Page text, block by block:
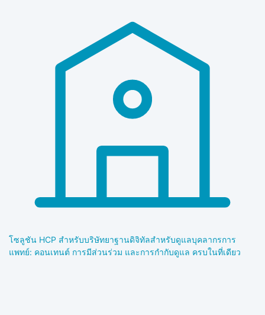
โซลูชัน HCP สำหรับบริษัทยาฐานดิจิทัลสำหรับดูแลบุคลากรการ
แพทย์: คอนเทนต์ การมีส่วนร่วม และการกำกับดูแล ครบในที่เดียว